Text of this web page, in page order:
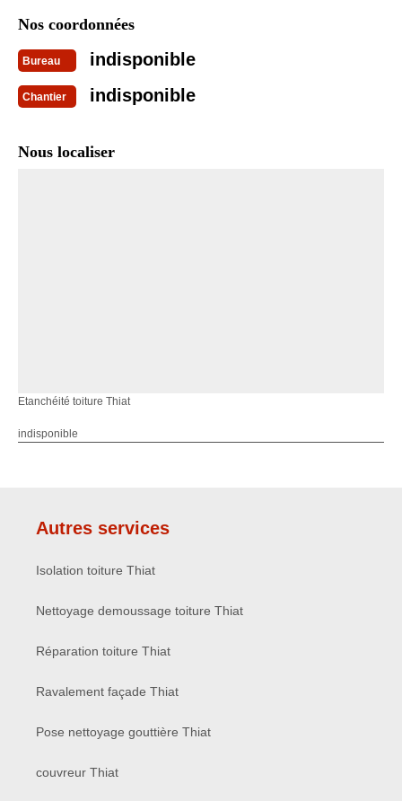
Nos coordonnées
Bureau indisponible
Chantier indisponible
Nous localiser
Etanchéité toiture Thiat
indisponible
Autres services
Isolation toiture Thiat
Nettoyage demoussage toiture Thiat
Réparation toiture Thiat
Ravalement façade Thiat
Pose nettoyage gouttière Thiat
couvreur Thiat